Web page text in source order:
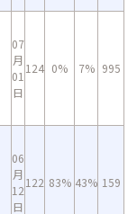
07
月
01
日
124 0% 7% 995
06
月
12
日
122 83% 43% 159